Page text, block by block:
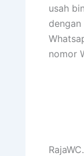
usah
nomor